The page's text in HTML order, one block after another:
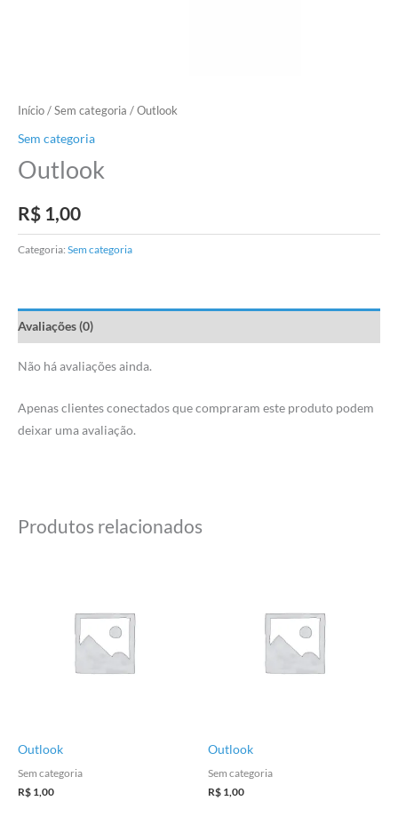
Início / Sem categoria / Outlook
Sem categoria
Outlook
R$ 1,00
Categoria: Sem categoria
Avaliações (0)
Não há avaliações ainda.
Apenas clientes conectados que compraram este produto podem
deixar uma avaliação.
Produtos relacionados
Outlook
Sem categoria
R$ 1,00
Outlook
Sem categoria
R$ 1,00